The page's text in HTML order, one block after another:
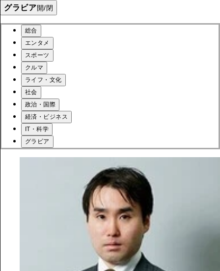
グラビア開/閉
総合
エンタメ
スポーツ
クルマ
ライフ・文化
社会
政治・国際
経済・ビジネス
IT・科学
グラビア